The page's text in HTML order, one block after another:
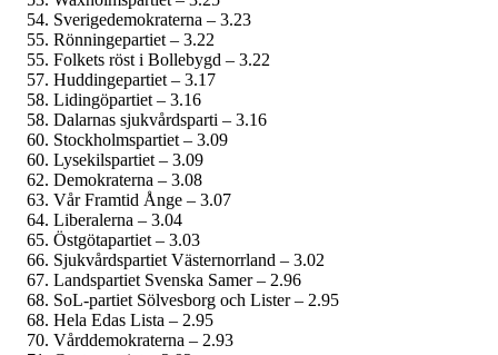
Sverige­demokraterna – 3.23
Rönningepartiet – 3.22
Folkets röst i Bollebygd – 3.22
Huddingepartiet – 3.17
Lidingöpartiet – 3.16
Dalarnas sjukvårdsparti – 3.16
Stockholmspartiet – 3.09
Lysekilspartiet – 3.09
Demokraterna – 3.08
Vår Framtid Ånge – 3.07
Liberalerna – 3.04
Östgötapartiet – 3.03
Sjukvårdspartiet Västernorrland – 3.02
Landspartiet Svenska Samer – 2.96
SoL-partiet Sölvesborg och Lister – 2.95
Hela Edas Lista – 2.95
Vårddemokraterna – 2.93